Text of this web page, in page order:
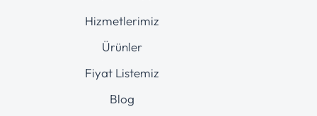
Hizmetlerimiz
Ürünler
Fiyat Listemiz
Blog